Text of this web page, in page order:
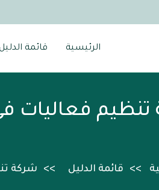
الرئيسية قائمة الدليل
فعاليات
قائمة الدليل شركة